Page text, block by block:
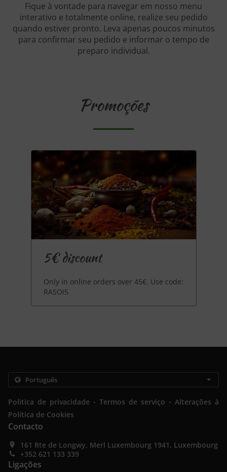
Fique à vontade para navegar em nosso menu
interativo e totalmente online, realize seu pedido
quando estiver pronto. Leva apenas poucos minutos
para confirmar seu pedido e informar o tempo de
preparo individual.
Promoções
5€ discount
Only in online orders over 45€. Use code:
RASOI5
Politica de privacidade . Termos de serviço . Alterações à
Política de Cookies
Contacto
161 Rte de Longwy, Merl Luxembourg 1941, Luxembourg
+352 621 133 339
Ligações